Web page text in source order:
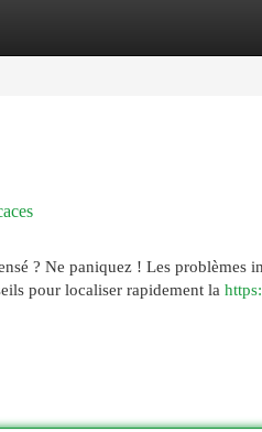
? Ne paniquez ! Les problèmes
pour localiser rapidement la